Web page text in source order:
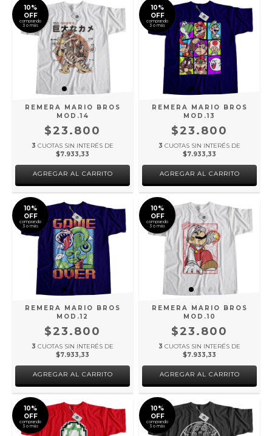
10%
OFF
comprando
3 o más
REMERA MARIO BROS
MOD.14
$23.800
3 CUOTAS SIN INTERÉS DE
$7.933,33
AGREGAR AL CARRITO
10%
OFF
comprando
3 o más
REMERA MARIO BROS
MOD.13
$23.800
3 CUOTAS SIN INTERÉS DE
$7.933,33
AGREGAR AL CARRITO
10%
OFF
comprando
3 o más
REMERA MARIO BROS
MOD.12
$23.800
3 CUOTAS SIN INTERÉS DE
$7.933,33
AGREGAR AL CARRITO
10%
OFF
comprando
3 o más
REMERA MARIO BROS
MOD.10
$23.800
3 CUOTAS SIN INTERÉS DE
$7.933,33
AGREGAR AL CARRITO
10%
OFF
comprando
3 o más
10%
OFF
comprando
3 o más